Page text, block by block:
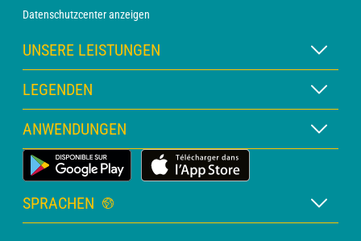
Datenschutzcenter anzeigen
UNSERE LEISTUNGEN
WETTER Xpert Abonnement
WETTER PRO Abonnement
Beratung mit einem Vorhersager
PRO-Newsletter
LEGENDEN
Kartenlegende
Piktogrammlegende
Glossar
ANWENDUNGEN
Wetter-App für Land
SPRACHEN